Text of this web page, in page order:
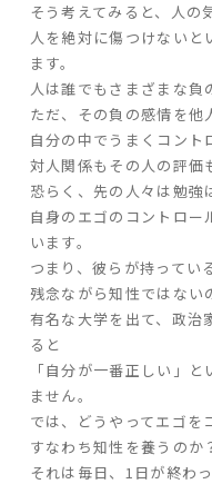
採用情報
暮らしの器
そう考えてみると、人の
人を絶対に傷つけないと
ます。
人は誰でもさまざまな負
ただ、その負の感情を他
自分の中でうまくコント
対人関係もその人の評価
恐らく、先の人々は勉強
自身のエゴのコントロー
います。
つまり、彼らが持ってい
残念ながら知性ではない
有名な大学を出て、政治
ると
「自分が一番正しい」
ません。
では、どうやってエゴを
すなわち知性を養うのか
それは毎日、1日が終わ